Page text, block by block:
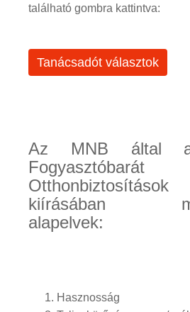
található gombra kattintva:
Tanácsadót választok
Az MNB által a
Fogyasztóbarát
kiírásában
alapelvek:
Hasznosság